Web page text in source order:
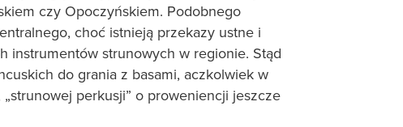
czy Opoczyńskiem. Podobnego
choć istnieją przekazy ustne i
instrumentów strunowych w regionie. Stąd
do grania z basami, aczkolwiek w
perkusji” o proweniencji jeszcze